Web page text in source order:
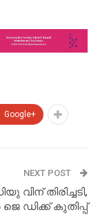
Google+
NEXT POST
വിന് തിരിച്ചടി,
ഡിക്ക് കുതിപ്പ്